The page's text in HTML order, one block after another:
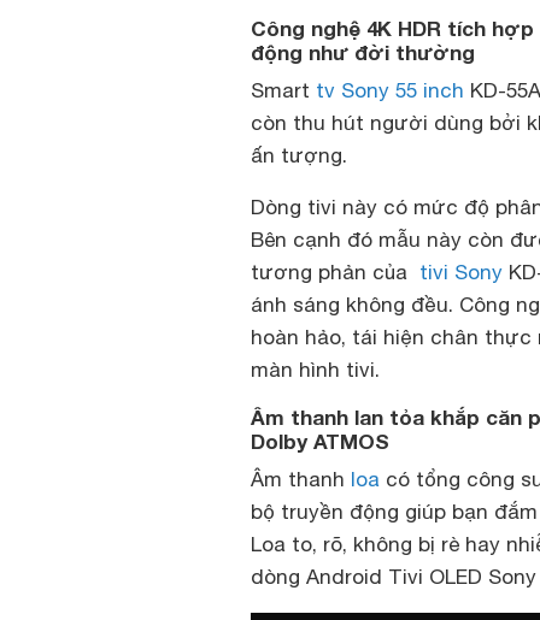
Công nghệ 4K HDR tích
động như đời thường
Smart tv Sony 55 inch KD-
còn thu hút người dùng bởi
ấn tượng.
Dòng tivi này có mức độ
Bên cạnh đó mẫu này còn
tương phản của tivi Sony
ánh sáng không đều. Công
hoàn hảo, tái hiện chân
màn hình tivi.
Âm thanh lan tỏa khắp căn
Dolby ATMOS
Âm thanh loa có tổng công
bộ truyền động giúp bạn
Loa to, rõ, không bị rè hay
dòng Android Tivi OLED